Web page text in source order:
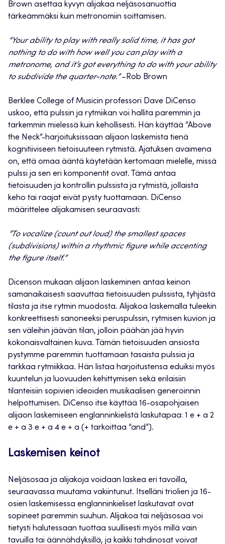
Brown asettaa kyvyn alijakaa neljäsosanuottia
tärkeämmäksi kuin metronomiin soittamisen.
“Your ability to play with really solid time, it has got
nothing to do with how well you can play with a
metronome, and it’s got everything to do with your ability
to subdivide the quarter-note.”–Rob Brown
Berklee College of Musicin professori Dave DiCenso
uskoo, että pulssin ja rytmiikan voi hallita paremmin ja
tarkemmin mielessä kuin kehollisesti. Hän käyttää ”Above
the Neck”-harjoituksissaan alijaon laskemista tienä
kognitiiviseen tietoisuuteen rytmistä. Ajatuksen avaimena
on, että omaa ääntä käytetään kertomaan mielelle, missä
pulssi ja sen eri komponentit ovat. Tämä antaa
tietoisuuden ja kontrollin pulssista ja rytmistä, jollaista
keho tai raajat eivät pysty tuottamaan. DiCenso
määrittelee alijakamisen seuraavasti:
”To vocalize (count out loud) the smallest spaces
(subdivisions) within a rhythmic figure while accenting
the figure itself.”
Dicenson mukaan alijaon laskeminen antaa keinon
samanaikaisesti saavuttaa tietoisuuden pulssista, tyhjästä
tilasta ja itse rytmin muodosta. Alijakoa laskemalla tuleekin
konkreettisesti sanoneeksi peruspulssin, rytmisen kuvion ja
sen väleihin jäävän tilan, jolloin päähän jää hyvin
kokonaisvaltainen kuva. Tämän tietoisuuden ansiosta
pystymme paremmin tuottamaan tasaista pulssia ja
tarkkaa rytmiikkaa. Hän listaa harjoitustensa eduiksi myös
kuuntelun ja luovuuden kehittymisen sekä erilaisiin
tilanteisiin sopivien ideoiden musikaalisen generoinnin
helpottumisen. DiCenso itse käyttää 16-osapohjaisen
alijaon laskemiseen englanninkielistä laskutapaa: 1 e + a 2
e + a 3 e + a 4 e + a (+ tarkoittaa ”and”).
Laskemisen keinot
Neljäsosaa ja alijakoja voidaan laskea eri tavoilla,
seuraavassa muutama vakiintunut. Itselläni triolien ja 16-
osien laskemisessa englanninkieliset laskutavat ovat
sopineet paremmin suuhun. Alijakoa tai neljäsosaa voi
tietysti halutessaan tuottaa suullisesti myös millä vain
tavuilla tai äännähdyksillä, ja kaikki tahdinosat voivat